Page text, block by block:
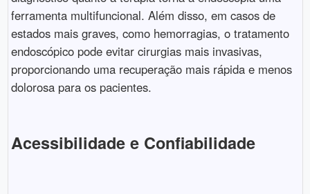
ferramenta multifuncional. Além disso, em casos de
estados mais graves, como hemorragias, o tratamento
endoscópico pode evitar cirurgias mais invasivas,
proporcionando uma recuperação mais rápida e menos
dolorosa para os pacientes.
Acessibilidade e Confiabilidade